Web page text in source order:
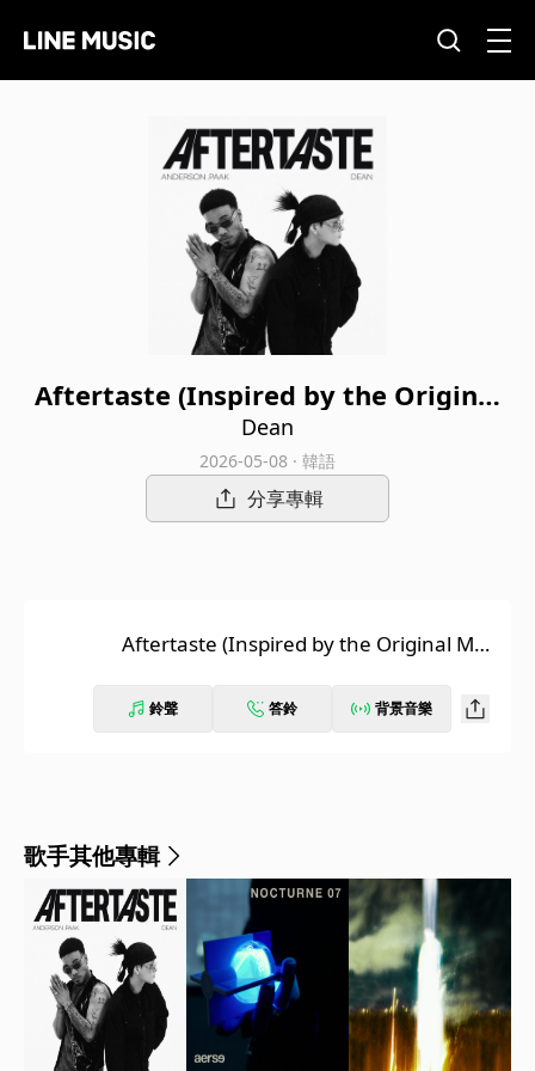
Aftertaste (Inspired by the Original
Motion Picture K-POPS!)
Dean
2026-05-08 · 韓語
分享專輯
Aftertaste (Inspired by the Original Moti
鈴聲 答鈴 背景音樂
歌手其他專輯